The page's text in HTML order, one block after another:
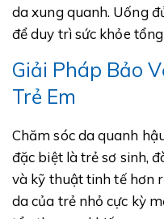
da xung quanh. Uống
để duy trì sức khỏe
Giải Pháp Bảo
Trẻ Em
Chăm sóc da quanh
đặc biệt là trẻ sơ sinh,
và kỹ thuật tinh tế hơn
da của trẻ nhỏ cực kỳ